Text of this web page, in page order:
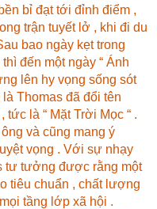
bỉ đạt tới đỉnh điểm ,
trận tuyết lở , khi đi du
bao ngày kẹt trong
đến một ngày “ Ánh
lên hy vọng sống sót
Thomas đã đổi tên
là “ Mặt Trời Mọc “ .
và cũng mang ý
vọng . Với sự nhạy
tư tưởng được rằng một
tiêu chuẩn , chất lượng
tầng lớp xã hội .